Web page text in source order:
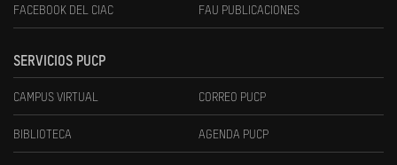
FACEBOOK DEL CIAC FAU PUBLICACIONES
SERVICIOS PUCP
CAMPUS VIRTUAL CORREO PUCP
BIBLIOTECA AGENDA PUCP